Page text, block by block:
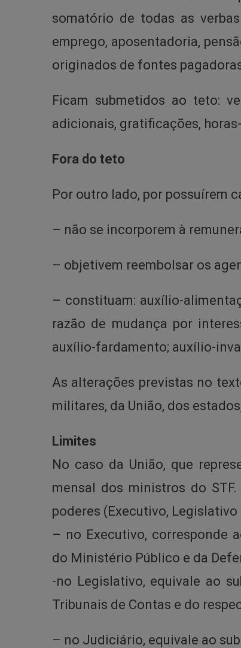
somatório de todas as
emprego, aposentadoria,
originados de fontes
Ficam submetidos ao teto:
adicionais, gratificações,
Fora do teto
Por outro lado, por possuírem
– não se incorporem à
– objetivem reembolsar os
– constituam: auxílio-
razão de mudança por
auxílio-fardamento; auxílio-
As alterações previstas no
militares, da União, dos
Limites
No caso da União, que
mensal dos ministros do
poderes (Executivo,
– no Executivo, corresponde
do Ministério Público e da
-no Legislativo, equivale ao
Tribunais de Contas e do
– no Judiciário, equivale ao